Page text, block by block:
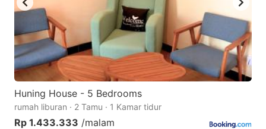
Huning House - 5 Bedrooms
rumah liburan · 2 Tamu · 1 Kamar tidur
Rp 1.433.333 /malam